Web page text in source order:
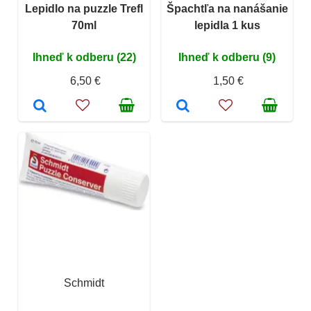
Lepidlo na puzzle Trefl
70ml
Ihneď k odberu (22)
6,50 €
Špachtľa na nanášanie
lepidla 1 kus
Ihneď k odberu (9)
1,50 €
Schmidt